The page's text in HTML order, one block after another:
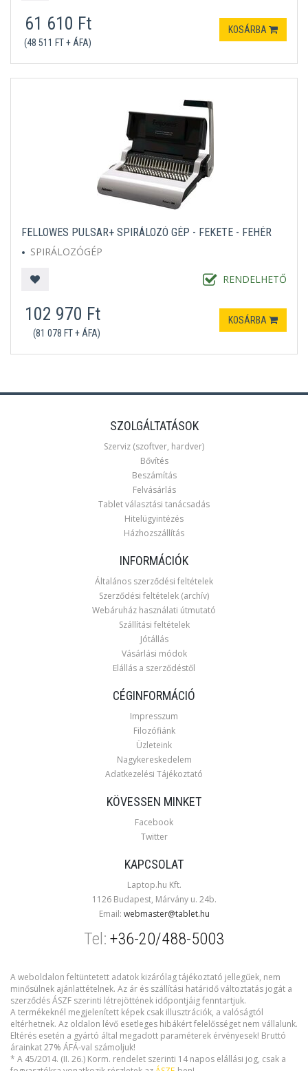
61 610 Ft
(48 511 FT + ÁFA)
KOSÁRBA
FELLOWES PULSAR+ SPIRÁLOZÓ GÉP - FEKETE - FEHÉR
SPIRÁLOZÓGÉP
RENDELHETŐ
102 970 Ft
(81 078 FT + ÁFA)
KOSÁRBA
SZOLGÁLTATÁSOK
Szerviz (szoftver, hardver)
Bővítés
Beszámítás
Felvásárlás
Tablet választási tanácsadás
Hitelügyintézés
Házhozszállítás
INFORMÁCIÓK
Általános szerződési feltételek
Szerződési feltételek (archív)
Webáruház használati útmutató
Szállítási feltételek
Jótállás
Vásárlási módok
Elállás a szerződéstől
CÉGINFORMÁCIÓ
Impresszum
Filozófiánk
Üzleteink
Nagykereskedelem
Adatkezelési Tájékoztató
KÖVESSEN MINKET
Facebook
Twitter
KAPCSOLAT
Laptop.hu Kft.
1126 Budapest, Márvány u. 24b.
Email: webmaster@tablet.hu
Tel: +36-20/488-5003
A weboldalon feltüntetett adatok kizárólag tájékoztató jellegűek, nem
minősülnek ajánlattételnek. Az ár és szállítási határidő változtatás jogát a
szerződés ÁSZF szerinti létrejöttének időpontjáig fenntartjuk.
A termékeknél megjelenített képek csak illusztrációk, a valóságtól
eltérhetnek. Az oldalon lévő esetleges hibákért felelősséget nem vállalunk.
Eltérés esetén a gyártó által megadott paraméterek érvényesek! Bruttó
árainkat 27% ÁFÁ-val számoljuk!
* A 45/2014. (II. 26.) Korm. rendelet szerinti 14 napos elállási jog, csak a